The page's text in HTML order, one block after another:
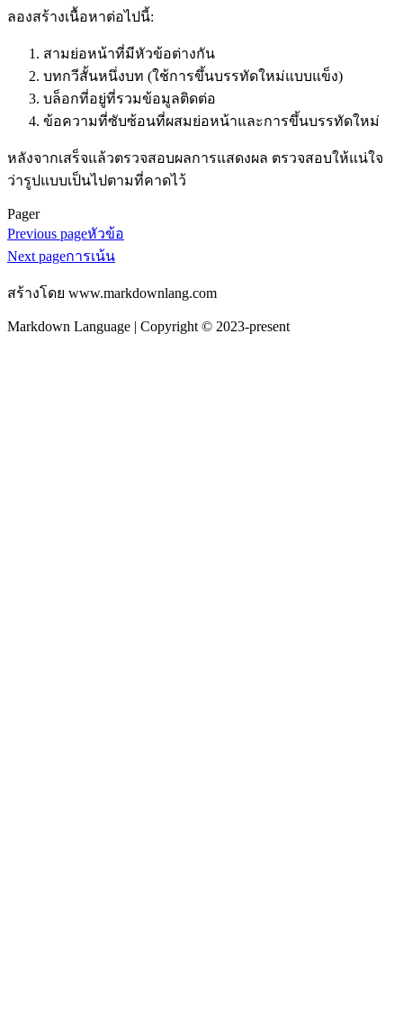
ลองสร้างเนื้อหาต่อไปนี้:
สามย่อหน้าที่มีหัวข้อต่างกัน
บทกวีสั้นหนึ่งบท (ใช้การขึ้นบรรทัดใหม่แบบแข็ง)
บล็อกที่อยู่ที่รวมข้อมูลติดต่อ
ข้อความที่ซับซ้อนที่ผสมย่อหน้าและการขึ้นบรรทัดใหม่
หลังจากเสร็จแล้วตรวจสอบผลการแสดงผล ตรวจสอบให้แน่ใจ
ว่ารูปแบบเป็นไปตามที่คาดไว้
Pager
Previous pageหัวข้อ
Next pageการเน้น
สร้างโดย www.markdownlang.com
Markdown Language | Copyright © 2023-present